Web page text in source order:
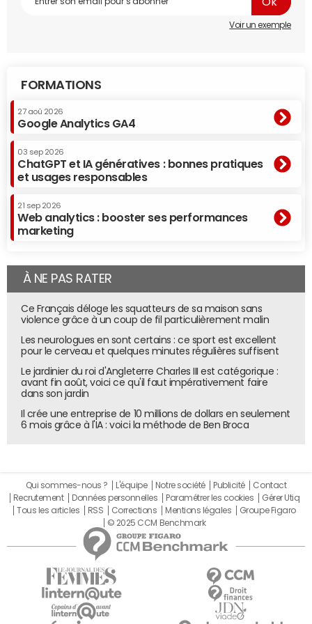
Voir un exemple
FORMATIONS
27 aoû 2026
Google Analytics GA4
03 sep 2026
ChatGPT et IA génératives : bonnes pratiques
et usages responsables
21 sep 2026
Web analytics : booster ses performances
marketing
À NE PAS RATER
Ce Français déloge les squatteurs de sa maison sans
violence grâce à un coup de fil particulièrement malin
Les neurologues en sont certains : ce sport est excellent
pour le cerveau et quelques minutes régulières suffisent
Le jardinier du roi d'Angleterre Charles III est catégorique :
avant fin août, voici ce qu'il faut impérativement faire
dans son jardin
Il crée une entreprise de 10 millions de dollars en seulement
6 mois grâce à l'IA : voici la méthode de Ben Broca
Qui sommes-nous ? L'équipe Notre société Publicité
Contact
Recrutement
Données personnelles Paramétrer les cookies
Gérer Utiq
Tous les articles
RSS Corrections Mentions légales
Groupe Figaro
© 2025 CCM Benchmark